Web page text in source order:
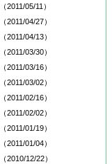
（2011/05/11）
（2011/04/27）
（2011/04/13）
（2011/03/30）
（2011/03/16）
（2011/03/02）
（2011/02/16）
（2011/02/02）
（2011/01/19）
（2011/01/04）
（2010/12/22）